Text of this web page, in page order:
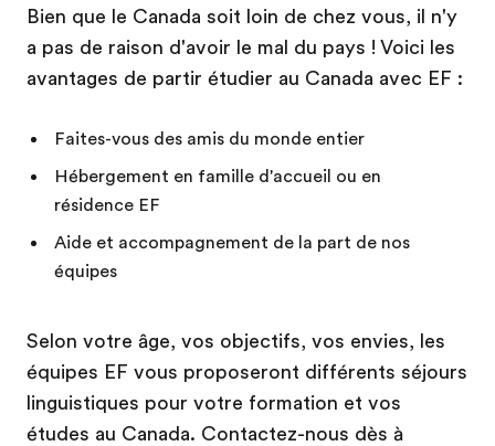
Bien que le Canada soit loin de chez vous, il n'y
a pas de raison d'avoir le mal du pays ! Voici les
avantages de partir étudier au Canada avec EF :
Faites-vous des amis du monde entier
Hébergement en famille d'accueil ou en
résidence EF
Aide et accompagnement de la part de nos
équipes
Selon votre âge, vos objectifs, vos envies, les
équipes EF vous proposeront différents séjours
linguistiques pour votre formation et vos
études au Canada. Contactez-nous dès à